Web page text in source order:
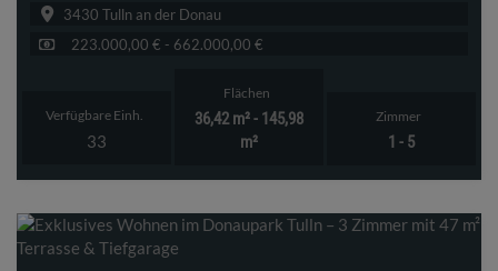
3430 Tulln an der Donau
223.000,00 € - 662.000,00 €
Verfügbare Einh.
33
Flächen
36,42 m² - 145,98
m²
Zimmer
1 - 5